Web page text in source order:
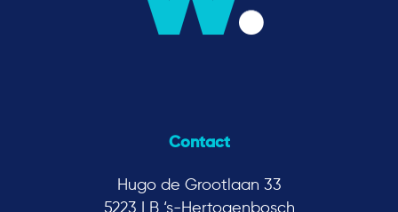
Contact
Hugo de Grootlaan 33
5223 LB ‘s-Hertogenbosch